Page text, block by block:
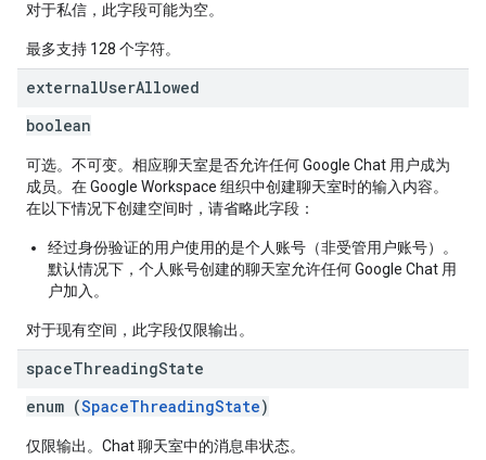
对于私信，此字段可能为空。
最多支持 128 个字符。
externalUserAllowed
boolean
可选。不可变。相应聊天室是否允许任何 Google Chat 用户成为
成员。在 Google Workspace 组织中创建聊天室时的输入内容。
在以下情况下创建空间时，请省略此字段：
经过身份验证的用户使用的是个人账号（非受管用户账号）。
默认情况下，个人账号创建的聊天室允许任何 Google Chat 用
户加入。
对于现有空间，此字段仅限输出。
spaceThreadingState
enum (SpaceThreadingState)
仅限输出。Chat 聊天室中的消息串状态。